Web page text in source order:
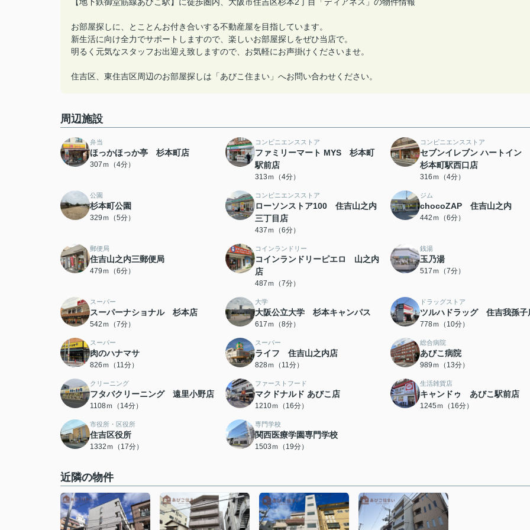
お部屋探しに、とことんお付き合いする不動産屋を目指しています。
新生活に向け全力でサポートしますので、楽しいお部屋探しをぜひ当店で。
明るく元気なスタッフお出迎え致しますので、お気軽にお声掛けくださいませ。
住吉区、東住吉区周辺のお部屋探しは「あびこ住まい」へお問い合わせください。
周辺施設
弁当
ほっかほっか亭 杉本町店
307ｍ（4分）
コンビニエンスストア
ファミリーマート MYS 杉本町
駅前店
313ｍ（4分）
コンビニエンスストア
セブンイレブン ハートイン
杉本町駅西口店
316ｍ（4分）
公園
杉本町公園
329ｍ（5分）
コンビニエンスストア
ローソンストア100 住吉山之内
三丁目店
437ｍ（6分）
ジム
chocoZAP 住吉山之内
442ｍ（6分）
郵便局
住吉山之内三郵便局
479ｍ（6分）
コインランドリー
コインランドリーピエロ 山之内
店
487ｍ（7分）
銭湯
玉乃湯
517ｍ（7分）
スーパー
スーパーナショナル 杉本店
542ｍ（7分）
大学
大阪公立大学 杉本キャンパス
617ｍ（8分）
ドラッグストア
ツルハドラッグ 住吉我孫子
778ｍ（10分）
スーパー
肉のハナマサ
826ｍ（11分）
スーパー
ライフ 住吉山之内店
828ｍ（11分）
総合病院
あびこ病院
989ｍ（13分）
クリーニング
フタバクリーニング 遠里小野店
1108ｍ（14分）
ファーストフード
マクドナルド あびこ店
1210ｍ（16分）
生活雑貨店
キャンドゥ あびこ駅前店
1245ｍ（16分）
市役所・区役所
住吉区役所
1332ｍ（17分）
専門学校
関西医療学園専門学校
1503ｍ（19分）
近隣の物件